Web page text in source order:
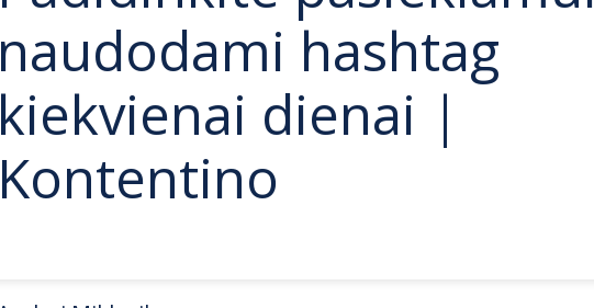
naudodami hashtag
kiekvienai dienai |
Kontentino